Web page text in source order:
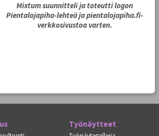
Mixtum suunnitteli ja toteutti logon
Pientalojapiha-lehteä ja pientalojapiha.fi-
verkkosivustoa varten.
Työnäytteet